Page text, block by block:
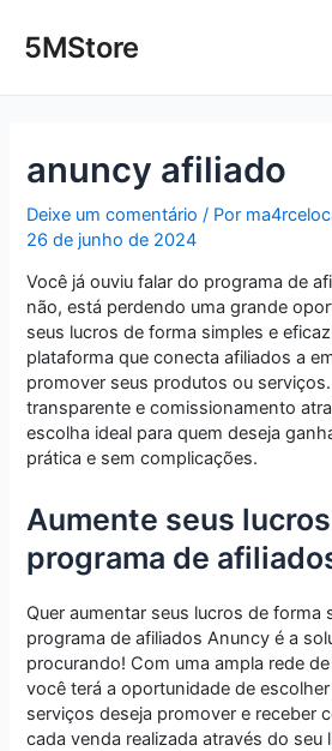
para5MStore
anuncy afiliado
Deixe um comentário / Por
26 de junho de 2024
Você já ouviu falar do programa de
não, está perdendo uma grande
seus lucros de forma simples e
plataforma que conecta afiliados a
promover seus produtos ou
transparente e comissionamento
escolha ideal para quem deseja
prática e sem complicações.
Aumente seus
programa de
Quer aumentar seus lucros de forma
programa de afiliados Anuncy é a
procurando! Com uma ampla rede
você terá a oportunidade de
serviços deseja promover e receber
cada venda realizada através do seu
navigation